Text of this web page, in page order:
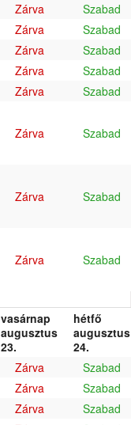
Zárva
Szabad
Zárva
Szabad
Zárva
Szabad
Zárva
Szabad
Zárva
Szabad
Zárva Szabad
Zárva Szabad
Zárva Szabad
vasárnap
augusztus
23.
hétfő
augusztus
24.
Zárva
Szabad
Zárva
Szabad
Zárva
Szabad